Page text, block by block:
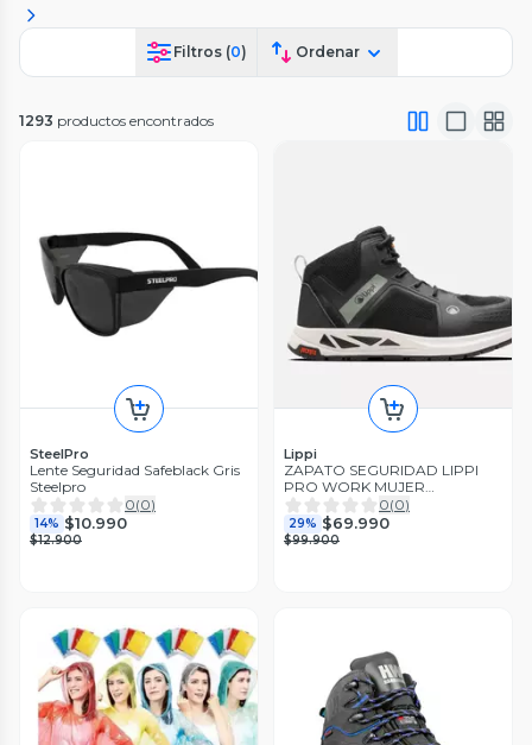
Filtros (0) Ordenar
1293 productos encontrados
SteelPro
Lente Seguridad Safeblack Gris
Steelpro
0(0)
14% $10.990
$12.900
Lippi
ZAPATO SEGURIDAD LIPPI
PRO WORK MUJER
REACTION LIGHT MID
0(0)
29% $69.990
$99.900